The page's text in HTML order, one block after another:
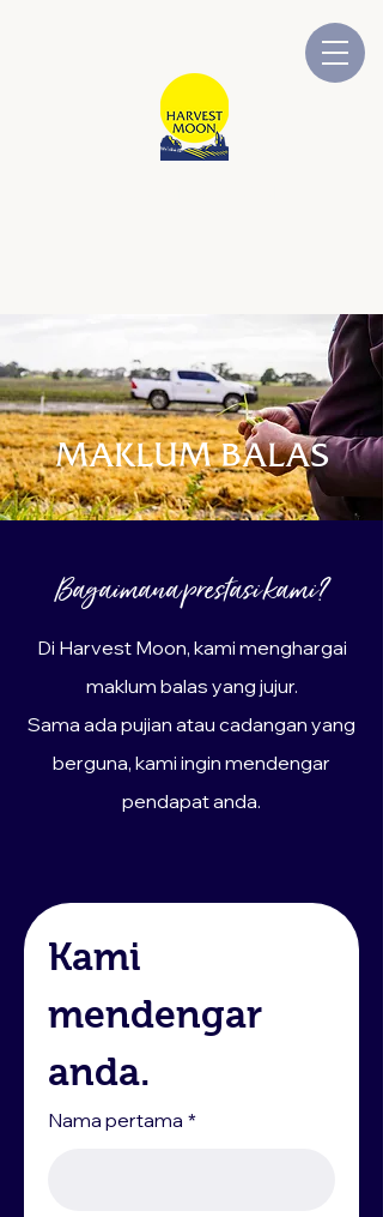
MAKLUM BALAS
Bagaimana prestasi kami?
Di Harvest Moon, kami menghargai
maklum balas yang jujur.
Sama ada pujian atau cadangan yang
berguna, kami ingin mendengar
pendapat anda.
Kami
mendengar
anda.
Nama pertama *